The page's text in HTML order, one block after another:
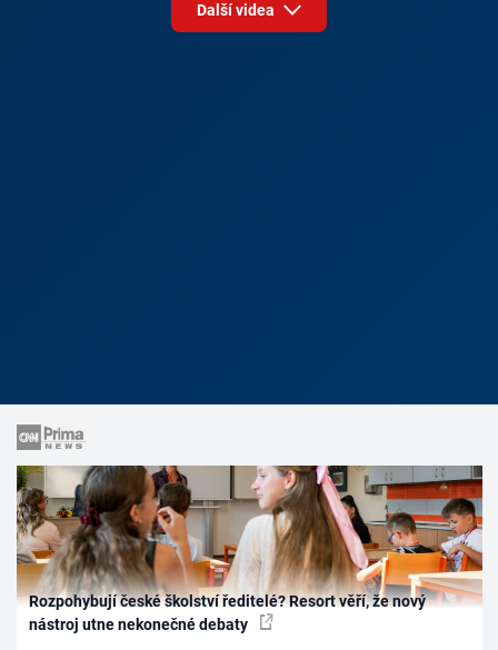
Další videa
Rozpohybují české školství ředitelé? Resort věří, že nový
nástroj utne nekonečné debaty